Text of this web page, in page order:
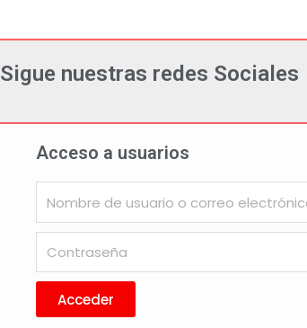
Sigue nuestras redes Sociales
Acceso a usuarios
Acceder